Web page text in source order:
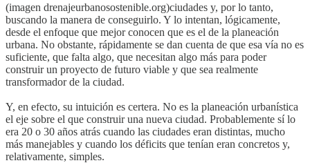
(imagen drenajeurbanosostenible.org)ciudades y, por lo tanto,
buscando la manera de conseguirlo. Y lo intentan, lógicamente,
desde el enfoque que mejor conocen que es el de la planeación
urbana. No obstante, rápidamente se dan cuenta de que esa vía no es
suficiente, que falta algo, que necesitan algo más para poder
construir un proyecto de futuro viable y que sea realmente
transformador de la ciudad.
Y, en efecto, su intuición es certera. No es la planeación urbanística
el eje sobre el que construir una nueva ciudad. Probablemente sí lo
era 20 o 30 años atrás cuando las ciudades eran distintas, mucho
más manejables y cuando los déficits que tenían eran concretos y,
relativamente, simples.